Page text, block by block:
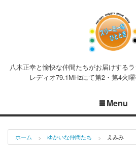
八木正幸と愉快な仲間たちがお届けする
レディオ79.1MHzにて第2・第4火
Menu
ホーム ゆかいな仲間たち えみみ